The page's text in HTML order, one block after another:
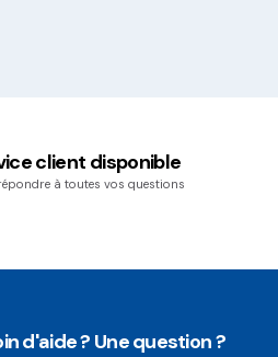
client disponible
à toutes vos questions
d'aide ? Une question ?